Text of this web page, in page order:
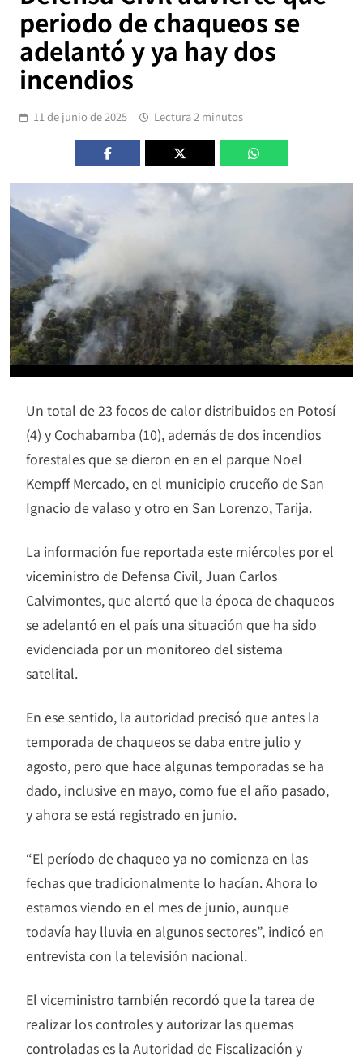
periodo de chaqueos se
adelantó y ya hay dos
incendios
11 de junio de 2025 Lectura 2 minutos
Un total de 23 focos de calor distribuidos en Potosí
(4) y Cochabamba (10), además de dos incendios
forestales que se dieron en en el parque Noel
Kempff Mercado, en el municipio cruceño de San
Ignacio de valaso y otro en San Lorenzo, Tarija.
La información fue reportada este miércoles por el
viceministro de Defensa Civil, Juan Carlos
Calvimontes, que alertó que la época de chaqueos
se adelantó en el país una situación que ha sido
evidenciada por un monitoreo del sistema
satelital.
En ese sentido, la autoridad precisó que antes la
temporada de chaqueos se daba entre julio y
agosto, pero que hace algunas temporadas se ha
dado, inclusive en mayo, como fue el año pasado,
y ahora se está registrado en junio.
“El período de chaqueo ya no comienza en las
fechas que tradicionalmente lo hacían. Ahora lo
estamos viendo en el mes de junio, aunque
todavía hay lluvia en algunos sectores”, indicó en
entrevista con la televisión nacional.
El viceministro también recordó que la tarea de
realizar los controles y autorizar las quemas
controladas es la Autoridad de Fiscalización y